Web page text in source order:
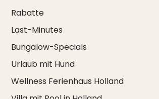
Rabatte
Last-Minutes
Bungalow-Specials
Urlaub mit Hund
Wellness Ferienhaus Holland